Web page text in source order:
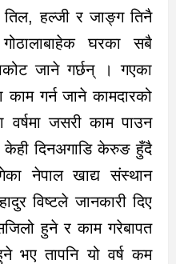
तिल, हल्जी र जाङ्ग तिनै
घरका सबै
जाने गर्छन् । गएका
काम गर्न जाने कामदारको
वर्षमा जसरी काम पाउन
दिनअगाडि केरुङ हुँदै
नेपाल खाद्य संस्थान
विष्टले जानकारी दिए
हुने र काम गरेबापत
भए तापनि यो वर्ष कम